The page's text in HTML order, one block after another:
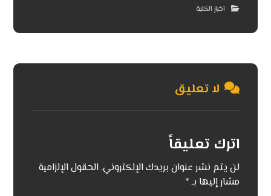
اخبار الكلية
لا تعليق
اترك تعليقاً
لن يتم نشر عنوان بريدك الإلكتروني. الحقول الإلزامية
مشار إليها بـ*